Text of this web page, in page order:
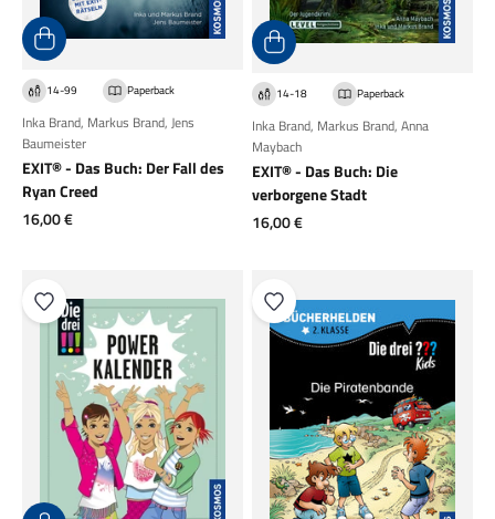
14-99 Paperback
Inka Brand, Markus Brand, Jens
Baumeister
EXIT® - Das Buch: Der Fall des
Ryan Creed
Angebot
16,00 €
14-18 Paperback
Inka Brand, Markus Brand, Anna
Maybach
EXIT® - Das Buch: Die
verborgene Stadt
Angebot
16,00 €